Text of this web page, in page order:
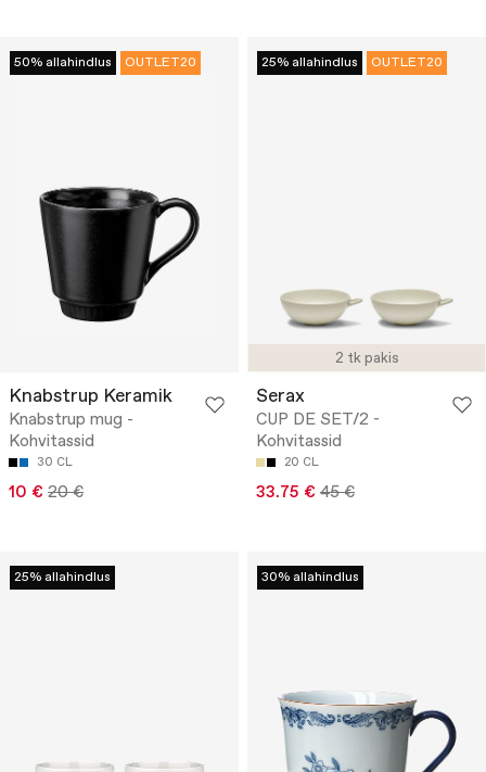
50% allahindlus OUTLET20
Knabstrup Keramik
Knabstrup mug -
Kohvitassid
30 CL
10 € 20 €
2 tk pakis
25% allahindlus OUTLET20
Serax
CUP DE SET/2 -
Kohvitassid
20 CL
33.75 € 45 €
25% allahindlus 30% allahindlus